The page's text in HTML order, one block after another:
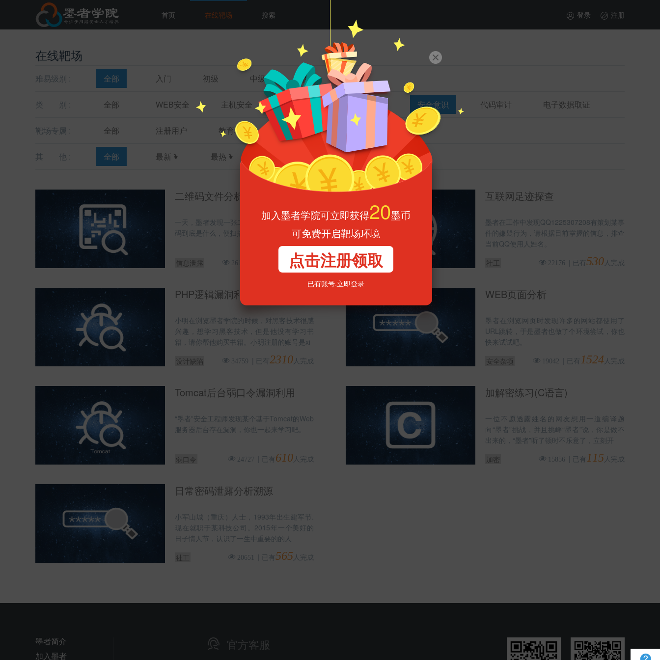
首页 在线靶场 搜索 登录 注册
在线靶场
难易级别 : 全部 入门 初级 中级 高级
类 别 : 全部 WEB安全 主机安全 数据库安全 网络安全 安全意识 代码审计 电子数据取证
靶场专属 : 全部 注册用户 教育机构 合作部门
其 他 : 全部 最新 最热 墨币
二维码文件分析
一天，墨者发现一张二维码，他想弄明白二维
码到底是什么，便扫描来看看。
信息泄露 26167 1187人完成
互联网足迹探查
墨者在工作中发现QQ1225307208有策划某事
件的嫌疑行为，请根据目前掌握的信息，排查
当前QQ使用人姓名。
社工
22176 已有530人完成
PHP逻辑漏洞利用实战(第1题)
小明在浏览墨者学院的时候，对黑客技术很感
兴趣，想学习黑客技术，但是他没有学习书
籍，请你帮他购买书籍。小明注册的账号是xi
设计缺陷
34759 已有2310人完成
WEB页面分析
墨者在浏览网页时发现许多的网站都使用了
URL跳转，于是墨者也做了个环境尝试，你也
快来试试吧。
安全杂项
19042 已有 1524 人完成
Tomcat后台弱口令漏洞利用
“墨者”安全工程师发现某个基于Tomcat的Web
服务器后台存在漏洞，你也一起来学习吧。
弱口令 24727 已有 610人完成
加解密练习(C语言)
一位不愿透露姓名的网友想用一道编译题
向“墨者”挑战，并且挑衅“墨者”说，你是做不
出来的，“墨者”听了顿时不乐意了，立刻开
加密
15856 已有 115 人完成
日常密码泄露分析溯源
小军山城（重庆）人士，1993年出生建军节.
现在就职于某科技公司。2015年一个美好的
日子情人节，认识了一生中重要的的人
社工
20651 已有565 人完成
加入墨者学院可立即获得20墨币
可免费开启靶场环境
点击注册领取
已有账号,立即登录
墨者简介
加入墨者
官方客服